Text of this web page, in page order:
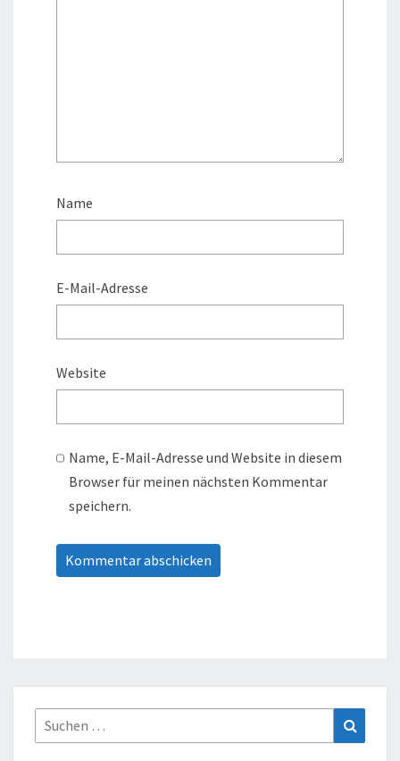
Name
E-Mail-Adresse
Website
Name, E-Mail-Adresse und Website in diesem
Browser für meinen nächsten Kommentar
speichern.
Suche
nach: